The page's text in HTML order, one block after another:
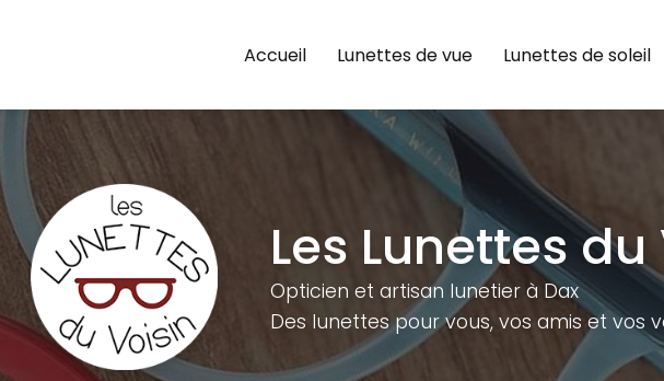
Accueil
Lunettes de vue Lunettes de soleil
Les Lunettes
Opticien et artisan lunetier à Dax
Des lunettes pour vous, vos amis et vos